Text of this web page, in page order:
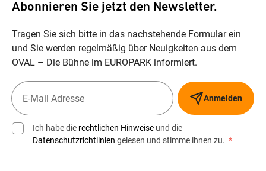
Abonnieren Sie jetzt den Newsletter.
Tragen Sie sich bitte in das nachstehende Formular ein
und Sie werden regelmäßig über Neuigkeiten aus dem
OVAL – Die Bühne im EUROPARK informiert.
Anmelden
Ich habe die rechtlichen Hinweise und die
Datenschutzrichtlinien gelesen und stimme ihnen zu. *